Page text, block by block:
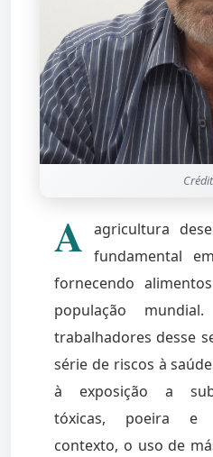
A agricultura
fundamental
fornecendo
população
trabalhadores desse
série de riscos à
à exposição a
tóxicas, poeira e
contexto, o uso de